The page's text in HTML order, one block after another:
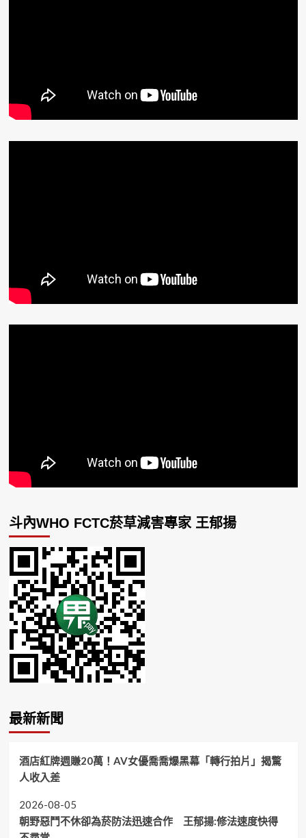
斗內WHO FCTC菸草減害專家 王郁揚
最新新聞
酒店紅牌週賺20萬！AV女優喬喬爆黑幕「轉行拍片」揭驚
人收入差
2026-08-05
朝野惡鬥不休卻為菸防法迅速合作 王郁揚:修法速度快得